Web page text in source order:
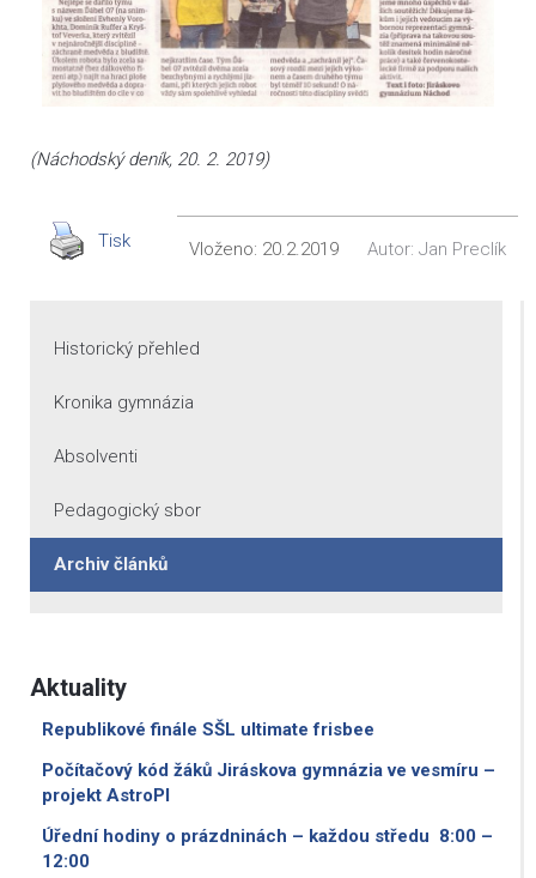
(Náchodský deník, 20. 2. 2019)
Tisk Vloženo: 20.2.2019 Autor: Jan Preclík
Historický přehled
Kronika gymnázia
Absolventi
Pedagogický sbor
Archiv článků
Aktuality
Republikové finále SŠL ultimate frisbee
Počítačový kód žáků Jiráskova gymnázia ve vesmíru –
projekt AstroPI
Úřední hodiny o prázdninách – každou středu 8:00 –
12:00